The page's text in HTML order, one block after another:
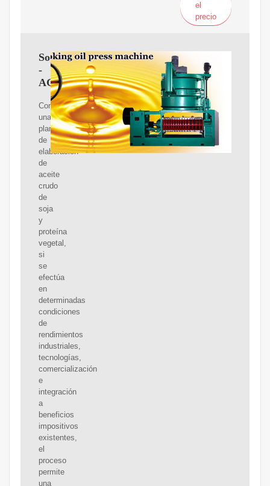
el
precio
Soja
-
AGMILLER
Con
una
planta
de
elaboración
de
aceite
crudo
de
soja
y
proteína
vegetal,
si
se
efectúa
en
determinadas
condiciones
de
rendimientos
industriales,
tecnologías,
comercialización
e
integración
a
beneficios
impositivos
existentes,
el
proceso
permite
una